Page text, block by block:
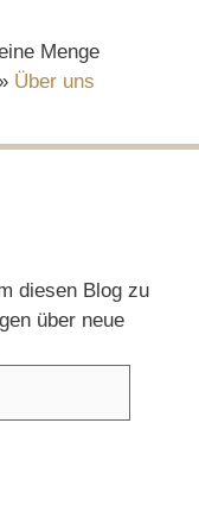
Menge
Über uns
diesen Blog zu
über neue